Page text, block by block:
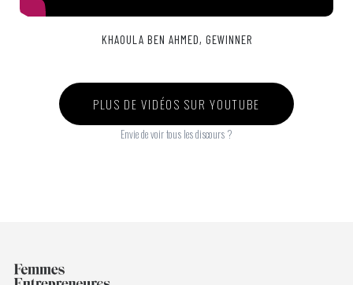
KHAOULA BEN AHMED, GEWINNER
PLUS DE VIDÉOS SUR YOUTUBE
Envie de voir tous les discours ?